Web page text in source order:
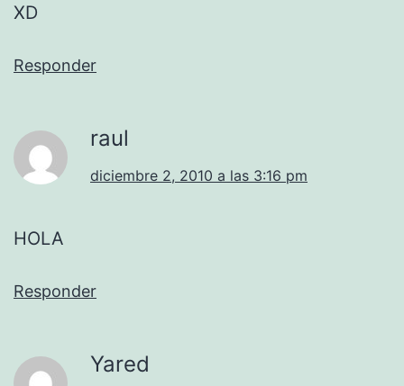
XD
Responder
raul
diciembre 2, 2010 a las 3:16 pm
HOLA
Responder
Yared